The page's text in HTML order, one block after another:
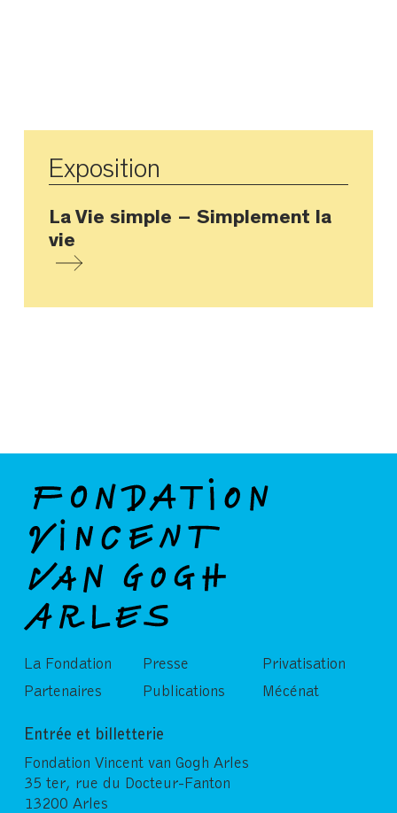
Exposition
La Vie simple – Simplement la
vie
La Fondation
Partenaires
Presse
Publications
Privatisation
Mécénat
Entrée et billetterie
Fondation Vincent van Gogh Arles
35 ter, rue du Docteur-Fanton
13200 Arles